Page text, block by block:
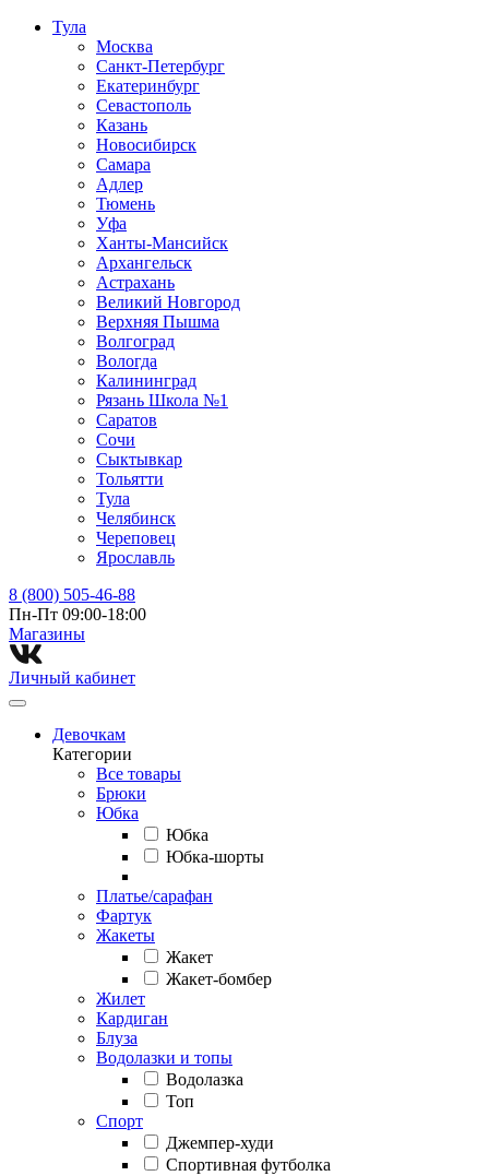
Тула
Москва
Санкт-Петербург
Екатеринбург
Севастополь
Казань
Новосибирск
Самара
Адлер
Тюмень
Уфа
Ханты-Мансийск
Архангельск
Астрахань
Великий Новгород
Верхняя Пышма
Волгоград
Вологда
Калининград
Рязань Школа №1
Саратов
Сочи
Сыктывкар
Тольятти
Тула
Челябинск
Череповец
Ярославль
8 (800) 505-46-88
Пн-Пт 09:00-18:00
Магазины⁠
Личный кабинет
Девочкам
Категории
Все товары
Брюки
Юбка
Юбка
Юбка-шорты
Платье/сарафан
Фартук
Жакеты
Жакет
Жакет-бомбер
Жилет
Кардиган
Блуза
Водолазки и топы
Водолазка
Топ
Спорт
Джемпер-худи
Спортивная футболка